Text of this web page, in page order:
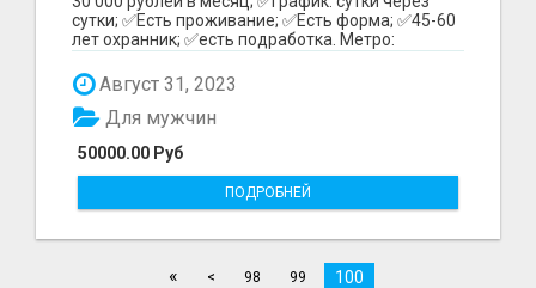
сутки; ✅Есть проживание; ✅Есть форма; ✅45-60
лет охранник; ✅есть подработка. Метро:
Бутырская Зв...
Август 31, 2023
50000.00 Руб
Для мужчин
ПОДРОБНЕЙ
« < 98 99 100